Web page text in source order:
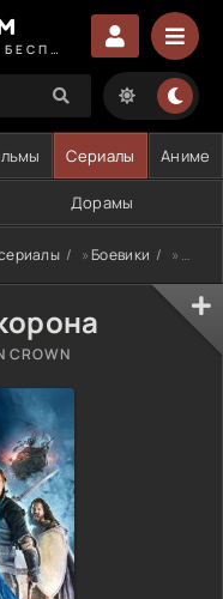
Сериалы Аниме
Дорамы
»Боевики » Мифика: Стальная корона
CROWN